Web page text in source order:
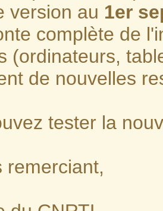
version au 1er
complète de
(ordinateurs,
de nouvelles
tester la
remerciant,